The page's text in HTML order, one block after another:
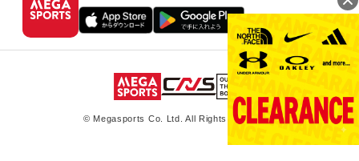
© Megasports Co. Ltd. All Rights Reserved.